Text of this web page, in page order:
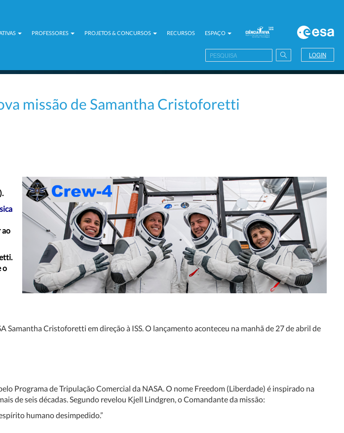
PROFESSORES PROJETOS & CONCURSOS RECURSOS ESPAÇO
LOGIN
missão de Samantha Cristoforetti
ao
o
Samantha Cristoforetti em direção à ISS. O lançamento aconteceu na manhã de 27 de abril de
Programa de Tripulação Comercial da NASA. O nome Freedom (Liberdade) é inspirado na
de seis décadas. Segundo revelou Kjell Lindgren, o Comandante da missão:
humano desimpedido.”